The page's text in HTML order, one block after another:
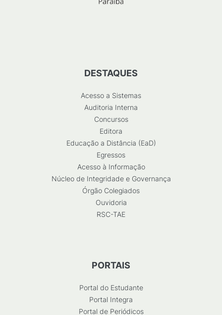
DESTAQUES
Acesso a Sistemas
Auditoria Interna
Concursos
Editora
Educação a Distância (EaD)
Egressos
Acesso à Informação
Núcleo de Integridade e Governança
Órgão Colegiados
Ouvidoria
RSC-TAE
PORTAIS
Portal do Estudante
Portal Integra
Portal de Periódicos